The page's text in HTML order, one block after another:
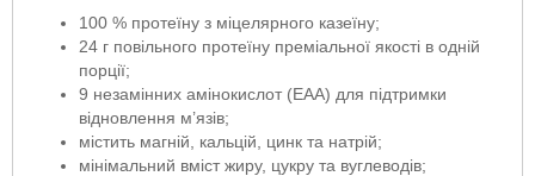
100 % протеїну з міцелярного казеїну;
24 г повільного протеїну преміальної якості в одній
порції;
9 незамінних амінокислот (EAA) для підтримки
відновлення м’язів;
містить магній, кальцій, цинк та натрій;
мінімальний вміст жиру, цукру та вуглеводів;